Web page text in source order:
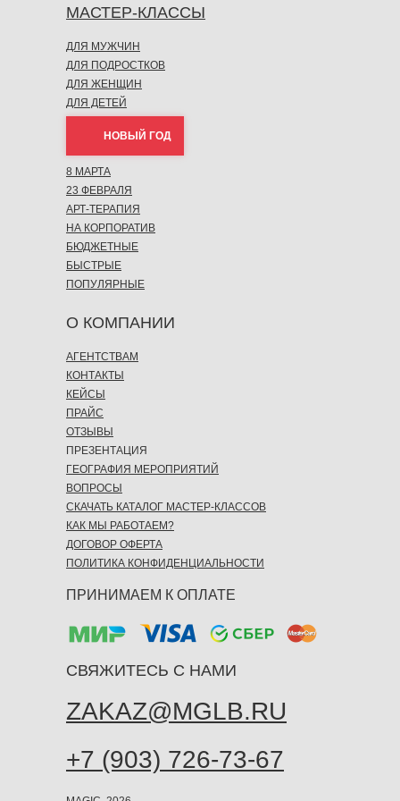
МАСТЕР-КЛАССЫ
О КОМПАНИИ
ПРИНИМАЕМ К ОПЛАТЕ
ДЛЯ МУЖЧИН
ДЛЯ ПОДРОСТКОВ
ДЛЯ ЖЕНЩИН
ДЛЯ ДЕТЕЙ
НОВЫЙ ГОД
8 МАРТА
23 ФЕВРАЛЯ
АРТ-ТЕРАПИЯ
НА КОРПОРАТИВ
БЮДЖЕТНЫЕ
БЫСТРЫЕ
ПОПУЛЯРНЫЕ
СВЯЖИТЕСЬ С НАМИ
+7 (903) 726-73-67
ZAKAZ@MGLB.RU
АГЕНТСТВАМ
КОНТАКТЫ
КЕЙСЫ
ПРАЙС
ОТЗЫВЫ
ПРЕЗЕНТАЦИЯ
ГЕОГРАФИЯ МЕРОПРИЯТИЙ
ВОПРОСЫ
СКАЧАТЬ КАТАЛОГ МАСТЕР-КЛАССОВ
КАК МЫ РАБОТАЕМ?
ДОГОВОР ОФЕРТА
ПОЛИТИКА КОНФИДЕНЦИАЛЬНОСТИ